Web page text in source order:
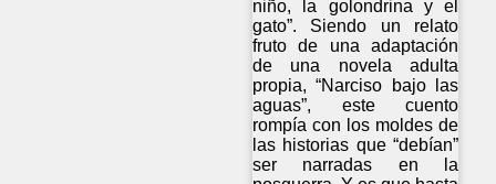
niño, la golondrina y el
gato”. Siendo un relato
fruto de una adaptación
de una novela adulta
propia, “Narciso bajo las
aguas”, este cuento
rompía con los moldes de
las historias que “debían”
ser narradas en la